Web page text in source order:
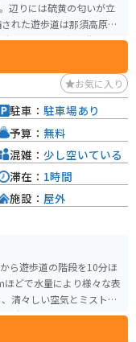
辺りには硫黄の匂いが立
れた遊歩道は那須高原展
にあるので、温泉街に泊
お気に入り
ら遊歩道の階段を10分ほ
どで水量により様々な表
清々しい空気とミストシ
所です。
駐車： 駐車場あり
予算： 無料
混雑： 少し空いている
滞在： 1時間
施設： 屋外